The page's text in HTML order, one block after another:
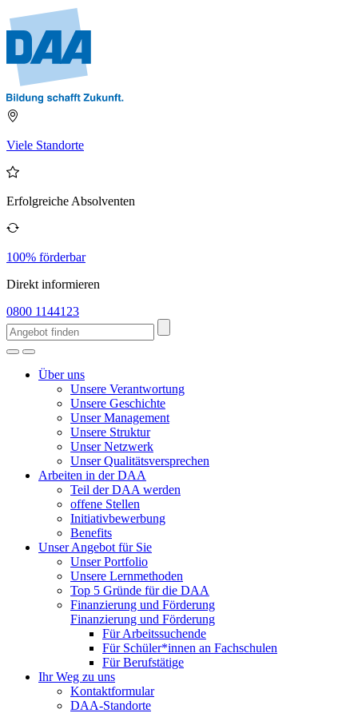
Viele Standorte
Erfolgreiche Absolventen
100% förderbar
Direkt informieren
0800 1144123
Über uns
Unsere Verantwortung
Unsere Geschichte
Unser Management
Unsere Struktur
Unser Netzwerk
Unser Qualitätsversprechen
Arbeiten in der DAA
Teil der DAA werden
offene Stellen
Initiativbewerbung
Benefits
Unser Angebot für Sie
Unser Portfolio
Unsere Lernmethoden
Top 5 Gründe für die DAA
Finanzierung und Förderung
Finanzierung und Förderung
Für Arbeitssuchende
Für Schüler*innen an Fachschulen
Für Berufstätige
Ihr Weg zu uns
Kontaktformular
DAA-Standorte